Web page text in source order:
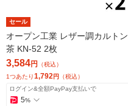
セール
オープン工業 レザー調カルトン
茶 KN-52 2枚
3,584円
（税込）
1つあたり1,792円 （税込）
ログイン&全額PayPay支払いで
5%